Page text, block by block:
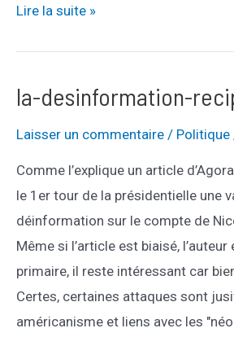
le-
presidentielles-
2007
Lire la suite »
la-desinformation-
Laisser un commentaire / Politique
Comme l’explique un article
le 1er tour de la présidentielle une
déinformation sur le compte de
Même si l’article est biaisé,
primaire, il reste intéressant car
Certes, certaines attaques sont
américanisme et liens avec les